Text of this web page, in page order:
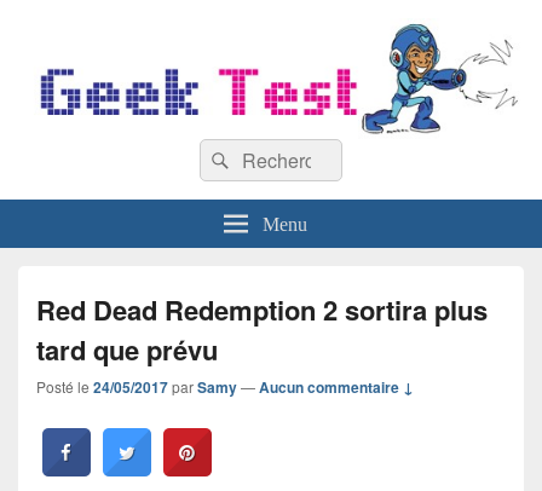
Recherche :
Rechercher
Menu
Red Dead Redemption 2 sortira plus
tard que prévu
Posté le 24/05/2017parSamy—Aucun commentaire ↓